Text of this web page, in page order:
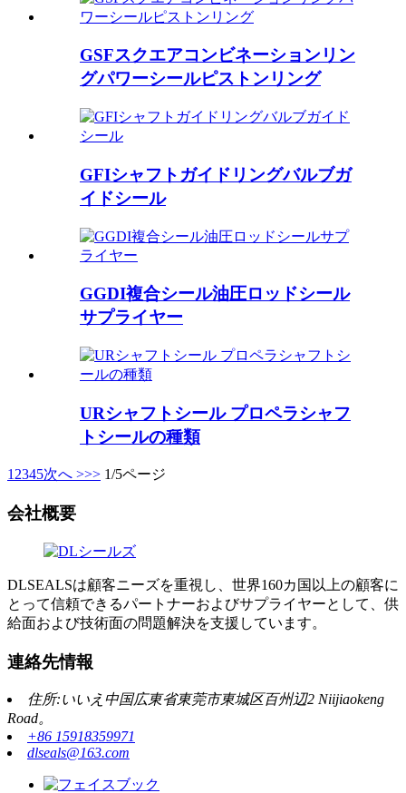
GSFスクエアコンビネーションリン
グパワーシールピストンリング
GFIシャフトガイドリングバルブガ
イドシール
GGDI複合シール油圧ロッドシール
サプライヤー
URシャフトシール プロペラシャフ
トシールの種類
12345次へ >>> 1/5ページ
会社概要
DLSEALSは顧客ニーズを重視し、世界160カ国以上の顧客に
とって信頼できるパートナーおよびサプライヤーとして、供
給面および技術面の問題解決を支援しています。
連絡先情報
住所:いいえ中国広東省東莞市東城区百州辺2 Niijiaokeng
Road。
+86 15918359971
dlseals@163.com